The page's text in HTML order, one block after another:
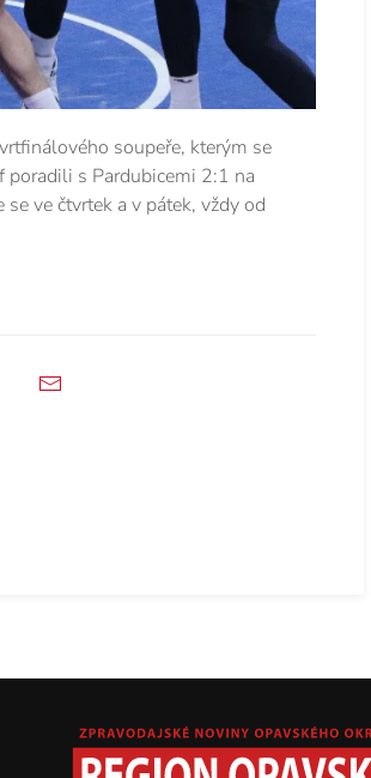
soupeře, kterým se
s Pardubicemi 2:1 na
ve čtvrtek a v pátek, vždy od